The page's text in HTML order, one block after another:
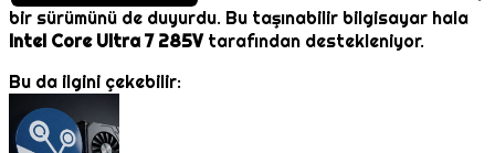
bir sürümünü de duyurdu. Bu taşınabilir bilgisayar hala
Intel Core Ultra 7 285Vtarafından destekleniyor.
Bu da ilgini çekebilir: